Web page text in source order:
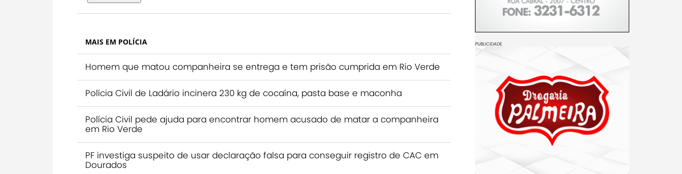
MAIS EM POLÍCIA
Homem que matou companheira se entrega e tem prisão cumprida em Rio Verde
Polícia Civil de Ladário incinera 230 kg de cocaína, pasta base e maconha
Polícia Civil pede ajuda para encontrar homem acusado de matar a companheira
em Rio Verde
PF investiga suspeito de usar declaração falsa para conseguir registro de CAC em
Dourados
PUBLICIDADE